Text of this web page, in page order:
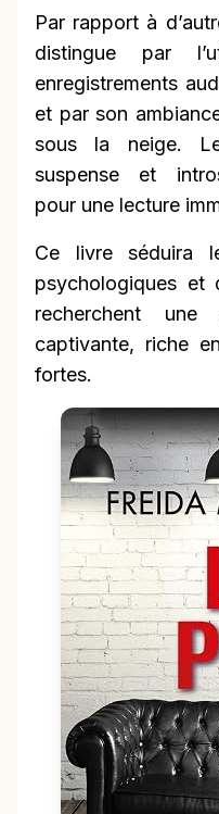
Par rapport à
distingue par
enregistrements
et par son
sous la neige.
suspense et
pour une lecture
Ce livre séduira
psychologiques et
recherchent
captivante, riche
fortes.